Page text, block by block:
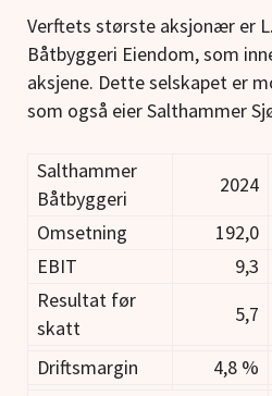
Verftets største aksjonær er
Båtbyggeri Eiendom, som
aksjene. Dette selskapet er
som også eier Salthammer
Salthammer
Båtbyggeri
2024
Omsetning
192,0
EBIT
9,3
Resultat før
skatt
5,7
Driftsmargin 4,8 %